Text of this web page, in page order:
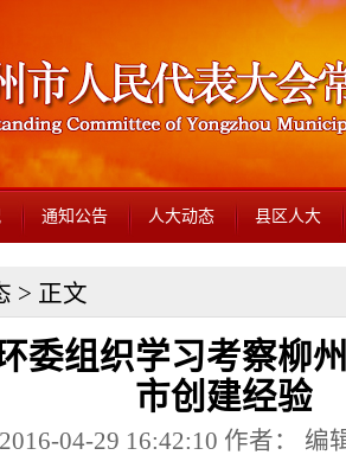
通知公告 人大动态 县区人大
> 正文
委组织学习考察柳
市创建经验
04-29 16:42:10 作者： 编